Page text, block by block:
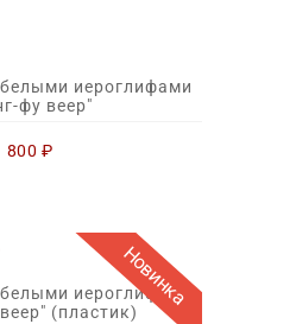
иероглифами
фу веер"
800 ₽
Новинка
иероглифами
(пластик)